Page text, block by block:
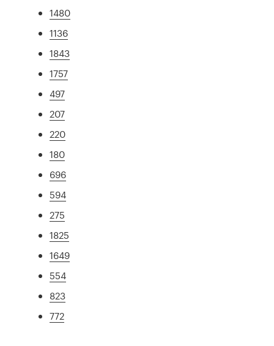
1480
1136
1843
1757
497
207
220
180
696
594
275
1825
1649
554
823
772